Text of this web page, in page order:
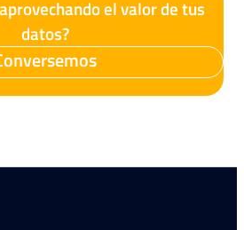
el valor de tus
datos?